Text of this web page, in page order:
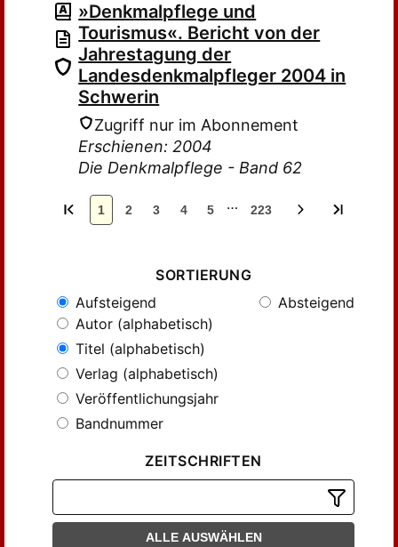
»Denkmalpflege und
Tourismus«. Bericht von der
Jahrestagung der
Landesdenkmalpfleger 2004 in
Schwerin
Zugriff nur im Abonnement
Erschienen: 2004
Die Denkmalpflege - Band 62
1 2 3 4 5 … 223
SORTIERUNG
Aufsteigend
Absteigend
Autor (alphabetisch)
Titel (alphabetisch)
Verlag (alphabetisch)
Veröffentlichungsjahr
Bandnummer
ZEITSCHRIFTEN
ALLE AUSWÄHLEN